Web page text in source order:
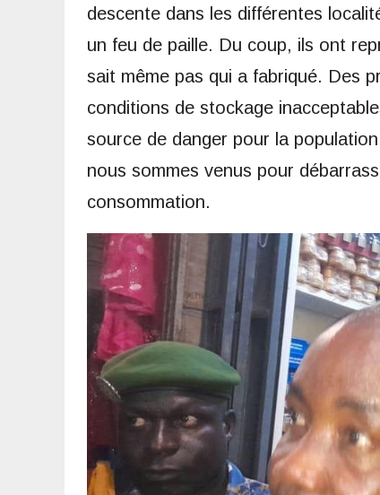
descente dans les différentes
un feu de paille. Du coup, ils ont
sait même pas qui a fabriqué. Des
conditions de stockage
source de danger pour la
nous sommes venus pour
consommation.